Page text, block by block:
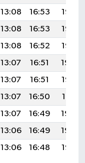
13:08 16:53
19:58
13:08 16:53
19:56
13:08 16:52
19:55
13:07 16:51
19:54
13:07 16:51
19:52
13:07 16:50
19:51
13:07 16:49
19:49
13:06 16:49
19:48
13:06 16:48 19:47